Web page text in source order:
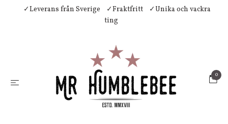
✓Leverans från Sverige ✓Fraktfritt
✓Unika och vackra
ting
0